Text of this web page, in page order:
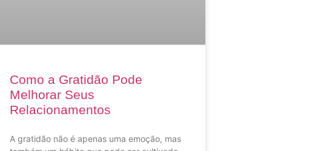
Como a Gratidão Pode
Melhorar Seus
Relacionamentos
A gratidão não é apenas uma emoção, mas